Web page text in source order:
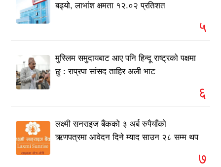
बढ्यो, लाभांश क्षमता १२.०२ प्रतिशत
५
मुस्लिम समुदायबाट आए पनि हिन्दू राष्ट्रको पक्षमा
छु : राप्रपा सांसद ताहिर अली भाट
६
लक्ष्मी सनराइज बैंकको ३ अर्ब रुपैयाँको
ऋणपत्रमा आवेदन दिने म्याद साउन २८ सम्म थप
७